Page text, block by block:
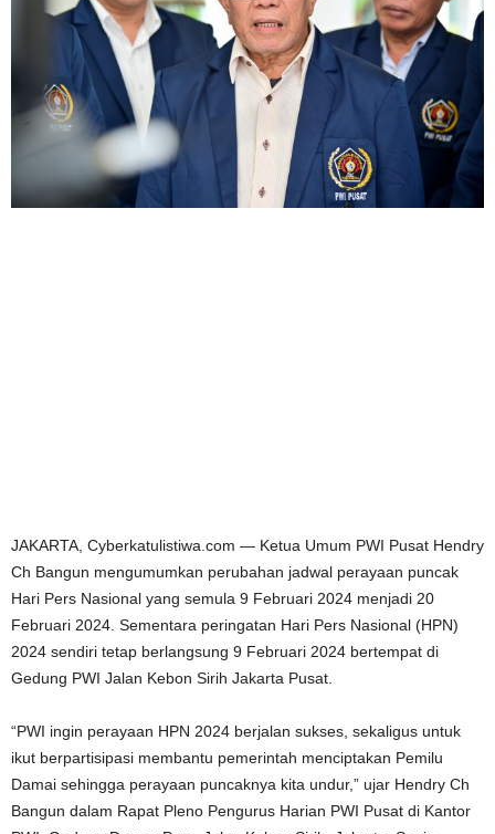
JAKARTA, Cyberkatulistiwa.com — Ketua Umum PWI Pusat Hendry
Ch Bangun mengumumkan perubahan jadwal perayaan puncak
Hari Pers Nasional yang semula 9 Februari 2024 menjadi 20
Februari 2024. Sementara peringatan Hari Pers Nasional (HPN)
2024 sendiri tetap berlangsung 9 Februari 2024 bertempat di
Gedung PWI Jalan Kebon Sirih Jakarta Pusat.
“PWI ingin perayaan HPN 2024 berjalan sukses, sekaligus untuk
ikut berpartisipasi membantu pemerintah menciptakan Pemilu
Damai sehingga perayaan puncaknya kita undur,” ujar Hendry Ch
Bangun dalam Rapat Pleno Pengurus Harian PWI Pusat di Kantor